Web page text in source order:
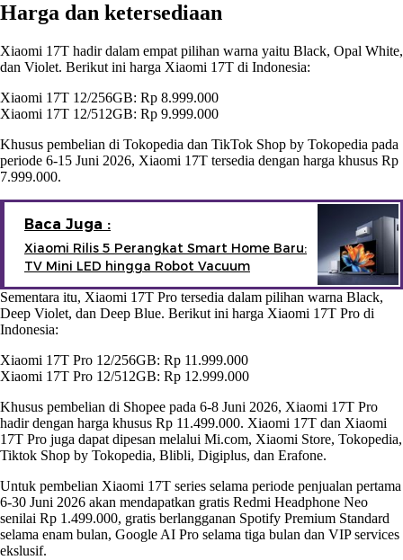
Harga dan ketersediaan
Xiaomi 17T hadir dalam empat pilihan warna yaitu Black, Opal White,
dan Violet. Berikut ini harga Xiaomi 17T di Indonesia:
Xiaomi 17T 12/256GB: Rp 8.999.000
Xiaomi 17T 12/512GB: Rp 9.999.000
Khusus pembelian di Tokopedia dan TikTok Shop by Tokopedia pada
periode 6-15 Juni 2026, Xiaomi 17T tersedia dengan harga khusus Rp
7.999.000.
Baca Juga :
Xiaomi Rilis 5 Perangkat Smart Home Baru:
TV Mini LED hingga Robot Vacuum
Sementara itu, Xiaomi 17T Pro tersedia dalam pilihan warna Black,
Deep Violet, dan Deep Blue. Berikut ini harga Xiaomi 17T Pro di
Indonesia:
Xiaomi 17T Pro 12/256GB: Rp 11.999.000
Xiaomi 17T Pro 12/512GB: Rp 12.999.000
Khusus pembelian di Shopee pada 6-8 Juni 2026, Xiaomi 17T Pro
hadir dengan harga khusus Rp 11.499.000. Xiaomi 17T dan Xiaomi
17T Pro juga dapat dipesan melalui Mi.com, Xiaomi Store, Tokopedia,
Tiktok Shop by Tokopedia, Blibli, Digiplus, dan Erafone.
Untuk pembelian Xiaomi 17T series selama periode penjualan pertama
6-30 Juni 2026 akan mendapatkan gratis Redmi Headphone Neo
senilai Rp 1.499.000, gratis berlangganan Spotify Premium Standard
selama enam bulan, Google AI Pro selama tiga bulan dan VIP services
ekslusif.